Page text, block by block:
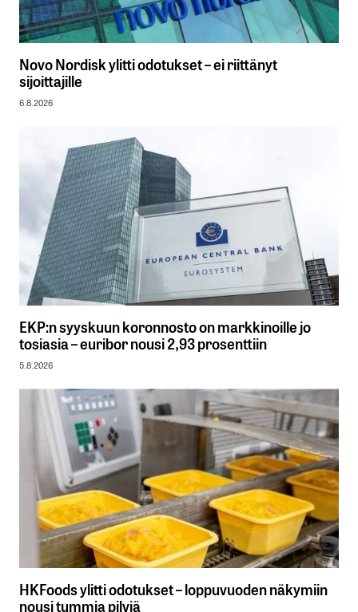
Novo Nordisk ylitti odotukset – ei riittänyt
sijoittajille
6.8.2026
EKP:n syyskuun koronnosto on markkinoille jo
tosiasia – euribor nousi 2,93 prosenttiin
5.8.2026
HKFoods ylitti odotukset – loppuvuoden näkymiin
nousi tummia pilviä